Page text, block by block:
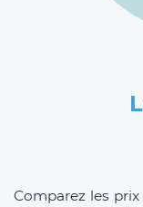
Comparez les